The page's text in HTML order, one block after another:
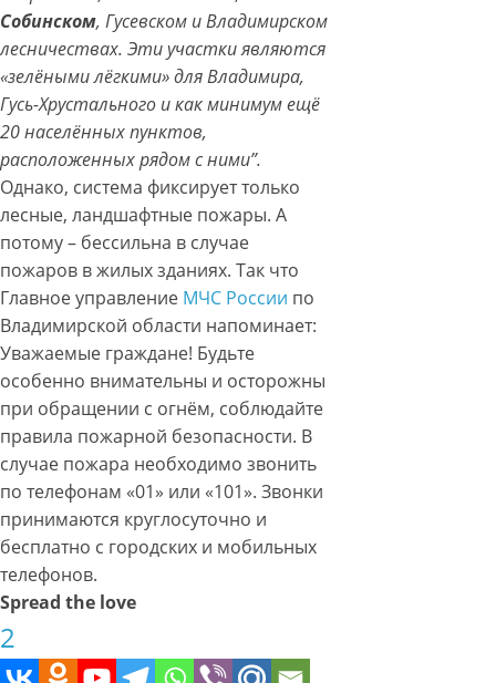
Собинском, Гусевском и Владимирском
лесничествах. Эти участки являются
«зелёными лёгкими» для Владимира,
Гусь-Хрустального и как минимум ещё
20 населённых пунктов,
расположенных рядом с ними”.
Однако, система фиксирует только
лесные, ландшафтные пожары. А
потому – бессильна в случае
пожаров в жилых зданиях. Так что
Главное управление МЧС России по
Владимирской области напоминает:
Уважаемые граждане! Будьте
особенно внимательны и осторожны
при обращении с огнём, соблюдайте
правила пожарной безопасности. В
случае пожара необходимо звонить
по телефонам «01» или «101». Звонки
принимаются круглосуточно и
бесплатно с городских и мобильных
телефонов.
Spread the love
2